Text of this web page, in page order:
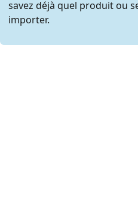
savez déjà quel produit ou
importer.